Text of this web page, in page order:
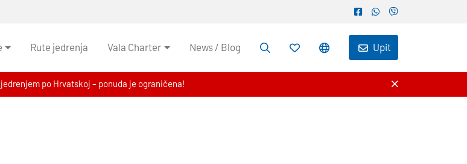
po Hrvatskoj – ponuda je ograničena!
Rute jedrenja Vala Charter News / Blog Upit